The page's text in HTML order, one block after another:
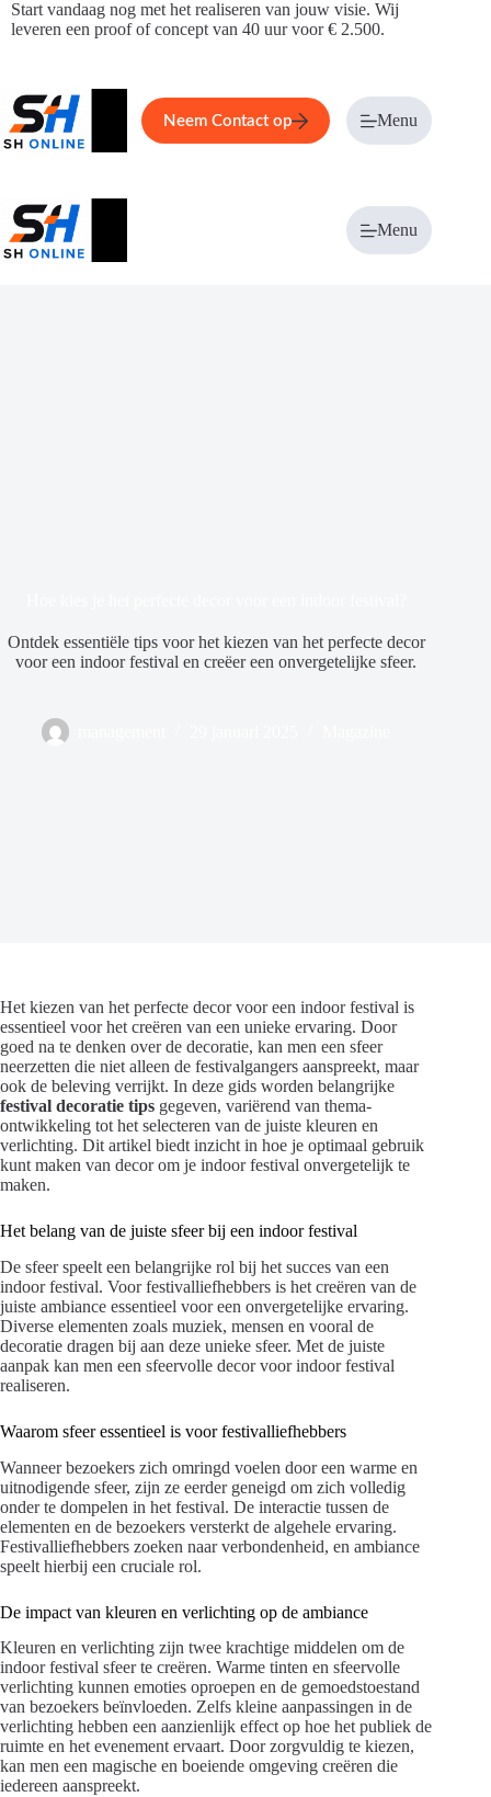
Ga
naar
Start vandaag nog met het realiseren van jouw visie. Wij
leveren een proof of concept van 40 uur voor € 2.500.
Home Service Over ons
Neem Contact op Menu
Menu
Ontdek essentiële tips voor het kiezen van het perfecte decor
voor een indoor festival en creëer een onvergetelijke sfeer.
Het kiezen van het perfecte decor voor een indoor festival is
essentieel voor het creëren van een unieke ervaring. Door
goed na te denken over de decoratie, kan men een sfeer
neerzetten die niet alleen de festivalgangers aanspreekt, maar
ook de beleving verrijkt. In deze gids worden belangrijke
festival decoratie tips gegeven, variërend van thema-
ontwikkeling tot het selecteren van de juiste kleuren en
verlichting. Dit artikel biedt inzicht in hoe je optimaal gebruik
kunt maken van decor om je indoor festival onvergetelijk te
maken.
Het belang van de juiste sfeer bij een indoor festival
De sfeer speelt een belangrijke rol bij het succes van een
indoor festival. Voor festivalliefhebbers is het creëren van de
juiste ambiance essentieel voor een onvergetelijke ervaring.
Diverse elementen zoals muziek, mensen en vooral de
decoratie dragen bij aan deze unieke sfeer. Met de juiste
aanpak kan men een sfeervolle decor voor indoor festival
realiseren.
Waarom sfeer essentieel is voor festivalliefhebbers
Wanneer bezoekers zich omringd voelen door een warme en
uitnodigende sfeer, zijn ze eerder geneigd om zich volledig
onder te dompelen in het festival. De interactie tussen de
elementen en de bezoekers versterkt de algehele ervaring.
Festivalliefhebbers zoeken naar verbondenheid, en ambiance
speelt hierbij een cruciale rol.
De impact van kleuren en verlichting op de ambiance
Kleuren en verlichting zijn twee krachtige middelen om de
indoor festival sfeer te creëren. Warme tinten en sfeervolle
verlichting kunnen emoties oproepen en de gemoedstoestand
van bezoekers beïnvloeden. Zelfs kleine aanpassingen in de
verlichting hebben een aanzienlijk effect op hoe het publiek de
ruimte en het evenement ervaart. Door zorgvuldig te kiezen,
kan men een magische en boeiende omgeving creëren die
iedereen aanspreekt.